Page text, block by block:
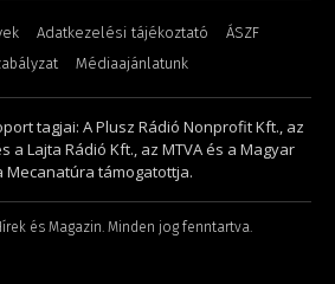
Adatkezelési tájékoztató
ÁSZF
Médiaajánlatunk
tagjai: A Plusz Rádió Nonprofit Kft., az
a Lajta Rádió Kft., az MTVA és a Magyar
Mecanatúra támogatottja.
és Magazin. Minden jog fenntartva.